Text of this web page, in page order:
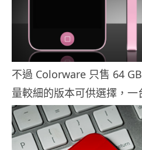
不過 Colorware 只售 64
量較細的版本可供選擇，一